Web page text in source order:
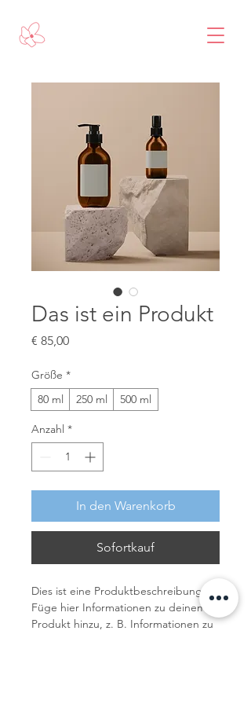
Das ist ein Produkt
€ 85,00Preis
Größe *
80 ml
250 ml 500 ml
Anzahl *
In den Warenkorb
Sofortkauf
Dies ist eine Produktbeschreibung.
Füge hier Informationen zu deinem
Produkt hinzu, z. B. Informationen zu